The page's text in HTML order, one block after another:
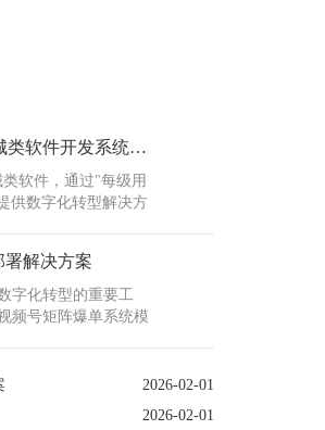
广东三三复制公排商城app解决方案 | 商城类软件开发系统架构设计
软件，通过"每级用
供数字化转型解决方
署解决方案
字化转型的重要工
频号矩阵爆单系统模
频···
2026-02-01
2026-02-01